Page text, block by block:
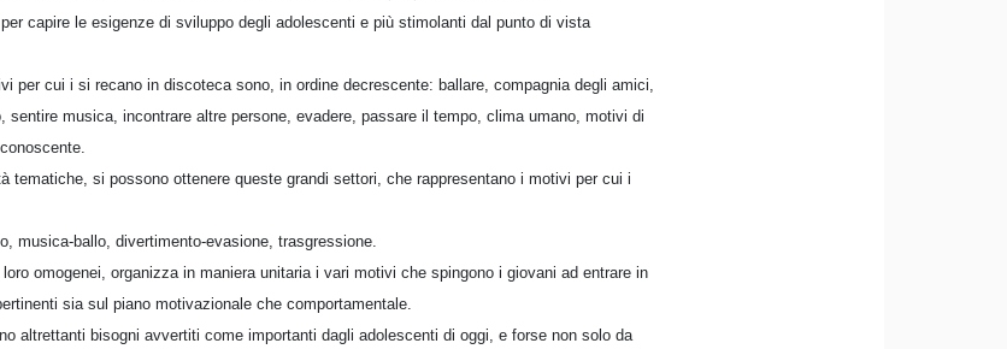
capire le esigenze di sviluppo degli adolescenti e più stimolanti dal punto di vista
per cui i si recano in discoteca sono, in ordine decrescente: ballare, compagnia degli amici,
sentire musica, incontrare altre persone, evadere, passare il tempo, clima umano, motivi di
tematiche, si possono ottenere queste grandi settori, che rappresentano i motivi per cui i
musica-ballo, divertimento-evasione, trasgressione.
omogenei, organizza in maniera unitaria i vari motivi che spingono i giovani ad entrare in
sia sul piano motivazionale che comportamentale.
altrettanti bisogni avvertiti come importanti dagli adolescenti di oggi, e forse non solo da